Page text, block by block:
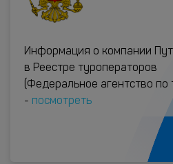
Информация о компании
в Реестре туроператоров
(Федеральное агентство по
- посмотреть